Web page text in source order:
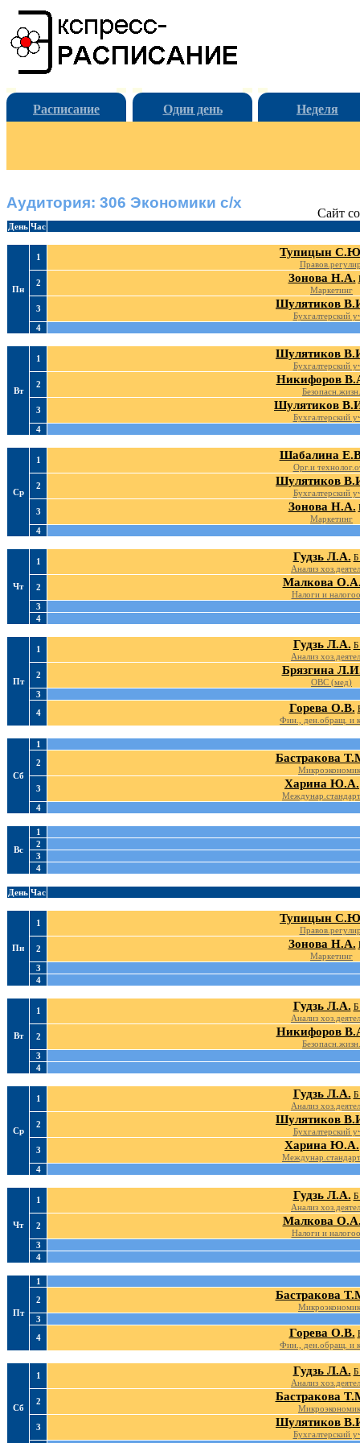
Расписание Один день Неделя
Аудитория: 306 Экономики с/х
День Час
Пн
1 Тупицын
2
Зонова Н.А.
Маркетинг
3
Шулятиков
Бухгалтерский
4
Вт
1 Шулятиков
Бухгалтерский
2
Никифоров
Безопасн.жизн.
3
Шулятиков
Бухгалтерский
4
Ср
1 Шабалина
Орг.и
2
Шулятиков
Бухгалтерский
3
Зонова Н.А.
Маркетинг
4
Чт
1 Гудзь Л.А. Б
Анализ
2
Малкова
Налоги и
3
4
Пт
1 Гудзь Л.А. Б
Анализ
2
Брязгина
ОВС (мед)
3
4
Горева О.В.
Фин., ден.обращ. и
Сб
1
2
Бастракова
3
Харина Ю.А.
4
Вс
1
2
3
4
День Час
Пн
1 Тупицын
2
Зонова Н.А.
Маркетинг
3
4
Вт
1 Гудзь Л.А. Б
Анализ
2
Никифоров
Безопасн.жизн.
3
4
Ср
1 Гудзь Л.А. Б
Анализ
2
Шулятиков
Бухгалтерский
3
Харина Ю.А.
4
Чт
1 Гудзь Л.А. Б
Анализ
2
Малкова
Налоги и
3
4
Пт
1
2
Бастракова
3
4
Горева О.В.
Фин., ден.обращ. и
Сб
1 Гудзь Л.А. Б
Анализ
2
Бастракова
3
Шулятиков
Бухгалтерский
Сайт